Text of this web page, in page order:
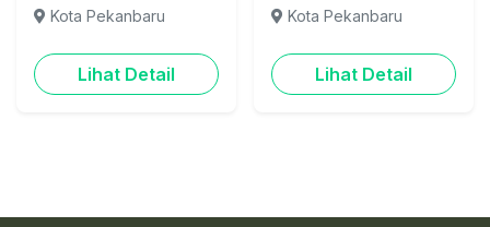
Kota Pekanbaru
Lihat Detail
Kota Pekanbaru
Lihat Detail